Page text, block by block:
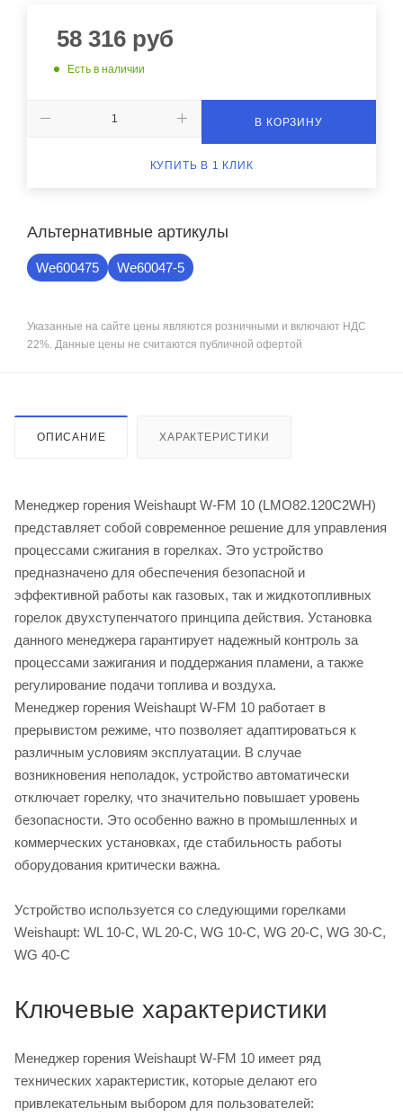
58 316 руб
Есть в наличии
В КОРЗИНУ
КУПИТЬ В 1 КЛИК
Альтернативные артикулы
We600475 We60047-5
Указанные на сайте цены являются розничными и включают НДС
22%. Данные цены не считаются публичной офертой
ОПИСАНИЕ ХАРАКТЕРИСТИКИ
Менеджер горения Weishaupt W-FM 10 (LMO82.120C2WH)
представляет собой современное решение для управления
процессами сжигания в горелках. Это устройство
предназначено для обеспечения безопасной и
эффективной работы как газовых, так и жидкотопливных
горелок двухступенчатого принципа действия. Установка
данного менеджера гарантирует надежный контроль за
процессами зажигания и поддержания пламени, а также
регулирование подачи топлива и воздуха.
Менеджер горения Weishaupt W-FM 10 работает в
прерывистом режиме, что позволяет адаптироваться к
различным условиям эксплуатации. В случае
возникновения неполадок, устройство автоматически
отключает горелку, что значительно повышает уровень
безопасности. Это особенно важно в промышленных и
коммерческих установках, где стабильность работы
оборудования критически важна.
Устройство используется со следующими горелками
Weishaupt: WL 10-C, WL 20-C, WG 10-C, WG 20-C, WG 30-C,
WG 40-C
Ключевые характеристики
Менеджер горения Weishaupt W-FM 10 имеет ряд
технических характеристик, которые делают его
привлекательным выбором для пользователей: